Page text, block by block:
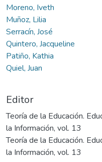
Moreno, Iveth
Muñoz, Lilia
Serracín, José
Quintero, Jacqueline
Patiño, Kathia
Quiel, Juan
Editor
Teoría de la Educación.
la Información, vol. 13
Teoría de la Educación.
la Información, vol. 13